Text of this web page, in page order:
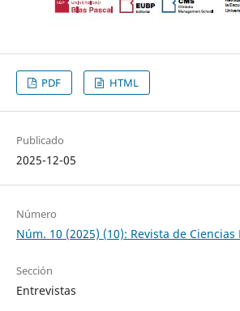
PDF HTML
Publicado
2025-12-05
Número
Núm. 10 (2025) (10): Revista de
Sección
Entrevistas